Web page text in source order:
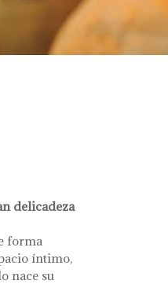
delicadeza
forma
íntimo,
nace su